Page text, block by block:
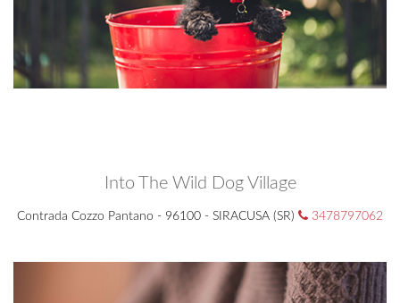
Into The Wild Dog Village
Contrada Cozzo Pantano - 96100 - SIRACUSA (SR) 3478797062